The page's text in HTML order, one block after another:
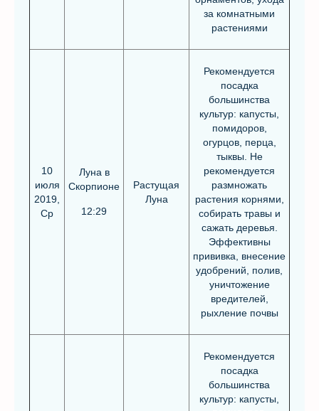
за комнатными
растениями
10
июля
2019,
Ср
Луна в
Скорпионе
12:29
Растущая
Луна
Рекомендуется
посадка
большинства
культур: капусты,
помидоров,
огурцов, перца,
тыквы. Не
рекомендуется
размножать
растения корнями,
собирать травы и
сажать деревья.
Эффективны
прививка, внесение
удобрений, полив,
уничтожение
вредителей,
рыхление почвы
Рекомендуется
посадка
большинства
культур: капусты,